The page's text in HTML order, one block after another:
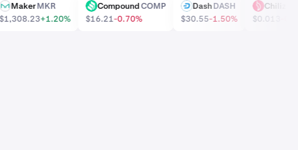
MKR MakerMKR
$1,308.23+1.20%
COMPCompoundCOMP
$16.21-0.70%
DASHDashDASH
$30.55-1.50%
CHZ
$0.013